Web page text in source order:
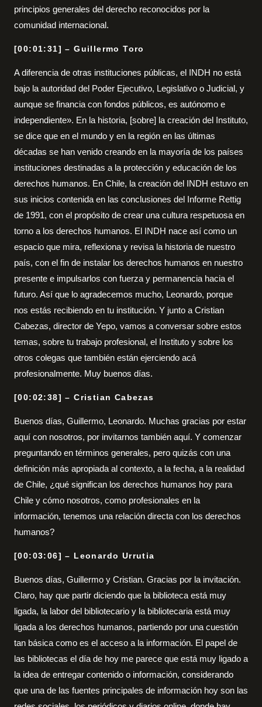
principios generales del derecho reconocidos por la
comunidad internacional.
[00:01:31] – Guillermo Toro
A diferencia de otras instituciones públicas, el INDH no está
bajo la autoridad del Poder Ejecutivo, Legislativo o Judicial, y
aunque se financia con fondos públicos, es autónomo e
independiente». En la historia, [sobre] la creación del Instituto,
se dice que en el mundo y en la región en las últimas
décadas se han venido creando en la mayoría de los países
instituciones destinadas a la protección y educación de los
derechos humanos. En Chile, la creación del INDH estuvo en
sus inicios contenida en las conclusiones del Informe Rettig
de 1991, con el propósito de crear una cultura respetuosa en
torno a los derechos humanos. El INDH nace así como un
espacio que mira, reflexiona y revisa la historia de nuestro
país, con el fin de instalar los derechos humanos en nuestro
presente e impulsarlos con fuerza y permanencia hacia el
futuro. Así que lo agradecemos mucho, Leonardo, porque
nos estás recibiendo en tu institución. Y junto a Cristian
Cabezas, director de Yepo, vamos a conversar sobre estos
temas, sobre tu trabajo profesional, el Instituto y sobre los
otros colegas que también están ejerciendo acá
profesionalmente. Muy buenos días.
[00:02:38] – Cristian Cabezas
Buenos días, Guillermo, Leonardo. Muchas gracias por estar
aquí con nosotros, por invitarnos también aquí. Y comenzar
preguntando en términos generales, pero quizás con una
definición más apropiada al contexto, a la fecha, a la realidad
de Chile, ¿qué significan los derechos humanos hoy para
Chile y cómo nosotros, como profesionales en la
información, tenemos una relación directa con los derechos
humanos?
[00:03:06] – Leonardo Urrutia
Buenos días, Guillermo y Cristian. Gracias por la invitación.
Claro, hay que partir diciendo que la biblioteca está muy
ligada, la labor del bibliotecario y la bibliotecaria está muy
ligada a los derechos humanos, partiendo por una cuestión
tan básica como es el acceso a la información. El papel de
las bibliotecas el día de hoy me parece que está muy ligado a
la idea de entregar contenido o información, considerando
que una de las fuentes principales de información hoy son las